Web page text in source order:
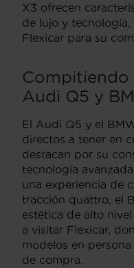
X3 ofrecen
de lujo y
Flexicar para su
Compitiendo
Audi Q5 y
El Audi Q5 y el
directos a tener en
destacan por su
tecnología
una experiencia de
tracción quattro, el
estética de alto
a visitar Flexicar,
modelos en
de compra.